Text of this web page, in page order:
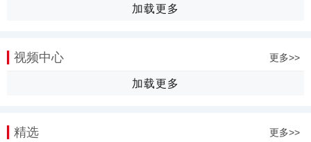
加载更多
视频中心 更多>>
加载更多
精选 更多>>